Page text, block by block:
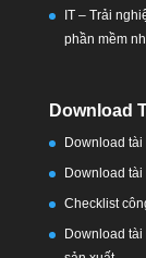
IT – Trải
phần mềm
Download
Download
Download
Checklist
Download